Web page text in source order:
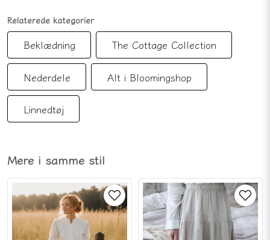
Mere i samme stil
Relaterede kategorier
Beklædning The Cottage Collection
Nederdele Alt i Bloomingshop
Linnedtøj